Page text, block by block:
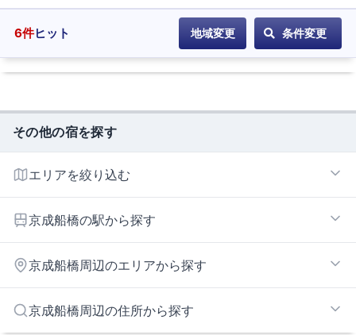
6件ヒット 地域変更 条件変更
その他の宿を探す
エリアを絞り込む
船橋駅周辺エリア
京成船橋の駅から探す
京成西船
小室
京成船橋周辺のエリアから探す
幕張インターエリア
京成船橋周辺の住所から探す